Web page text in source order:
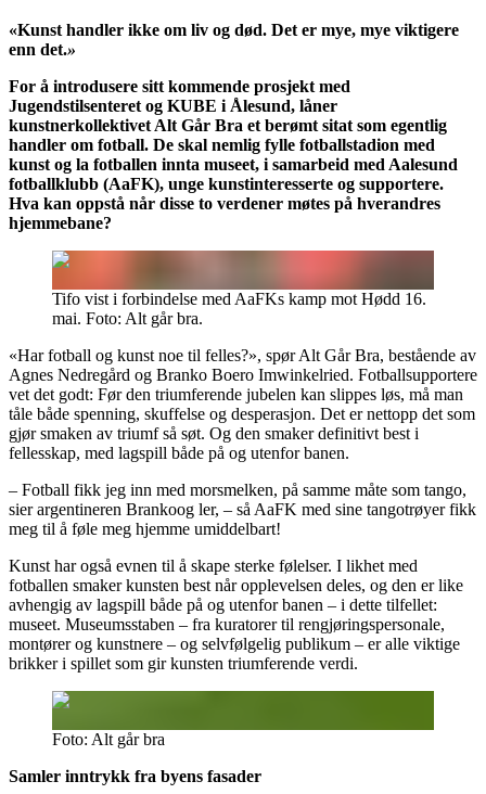
«Kunst handler ikke om liv og død. Det er mye, mye viktigere
enn det.»
For å introdusere sitt kommende prosjekt med
Jugendstilsenteret og KUBE i Ålesund, låner
kunstnerkollektivet Alt Går Bra et berømt sitat som egentlig
handler om fotball. De skal nemlig fylle fotballstadion med
kunst og la fotballen innta museet, i samarbeid med Aalesund
fotballklubb (AaFK), unge kunstinteresserte og supportere.
Hva kan oppstå når disse to verdener møtes på hverandres
hjemmebane?
Tifo vist i forbindelse med AaFKs kamp mot Hødd 16.
mai. Foto: Alt går bra.
«Har fotball og kunst noe til felles?», spør Alt Går Bra, bestående av
Agnes Nedregård og Branko Boero Imwinkelried. Fotballsupportere
vet det godt: Før den triumferende jubelen kan slippes løs, må man
tåle både spenning, skuffelse og desperasjon. Det er nettopp det som
gjør smaken av triumf så søt. Og den smaker definitivt best i
fellesskap, med lagspill både på og utenfor banen.
– Fotball fikk jeg inn med morsmelken, på samme måte som tango,
sier argentineren Brankoog ler, – så AaFK med sine tangotrøyer fikk
meg til å føle meg hjemme umiddelbart!
Kunst har også evnen til å skape sterke følelser. I likhet med
fotballen smaker kunsten best når opplevelsen deles, og den er like
avhengig av lagspill både på og utenfor banen – i dette tilfellet:
museet. Museumsstaben – fra kuratorer til rengjøringspersonale,
montører og kunstnere – og selvfølgelig publikum – er alle viktige
brikker i spillet som gir kunsten triumferende verdi.
Foto: Alt går bra
Samler inntrykk fra byens fasader